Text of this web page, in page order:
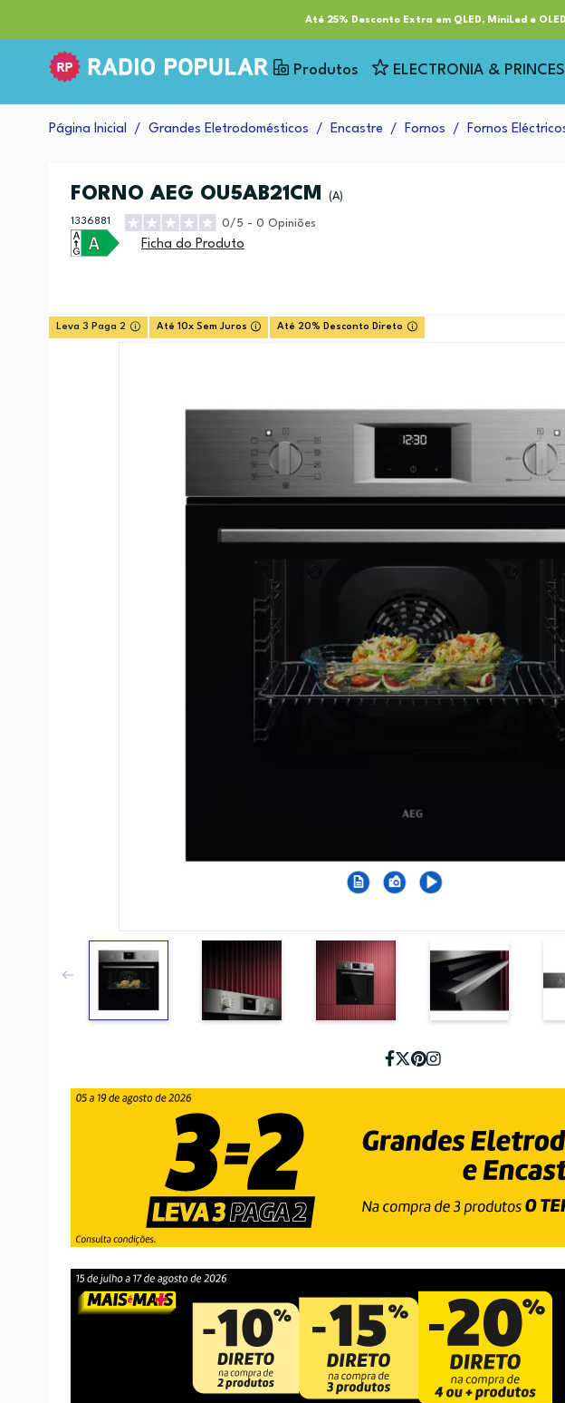
Até 25% Desconto Extra em QLED, MiniLed e
Serviços Clube RP+
Produtos ELECTRONIA &
Página Inicial Grandes Eletrodomésticos Encastre Fornos Fornos
FORNO AEG OU5AB21CM (A)
1336881 0/5 - 0 Opiniões
Ficha do Produto
Leva 3 Paga 2 Até 10x Sem Juros Até 20% Desconto Direto